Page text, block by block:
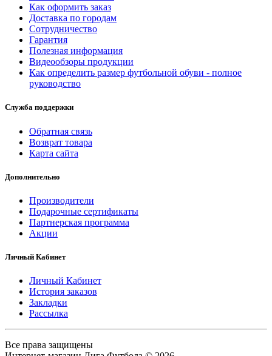
Как оформить заказ
Доставка по городам
Сотрудничество
Гарантия
Полезная информация
Видеообзоры продукции
Как определить размер футбольной обуви - полное
руководство
Служба поддержки
Обратная связь
Возврат товара
Карта сайта
Дополнительно
Производители
Подарочные сертификаты
Партнерская программа
Акции
Личный Кабинет
Личный Кабинет
История заказов
Закладки
Рассылка
Все права защищены